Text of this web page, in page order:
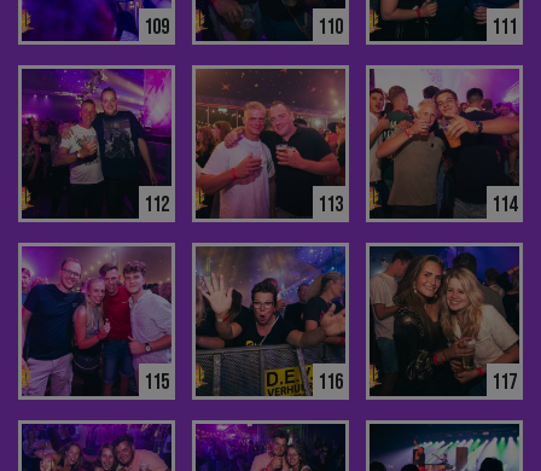
109 110 111
112 113 114
115 116 117